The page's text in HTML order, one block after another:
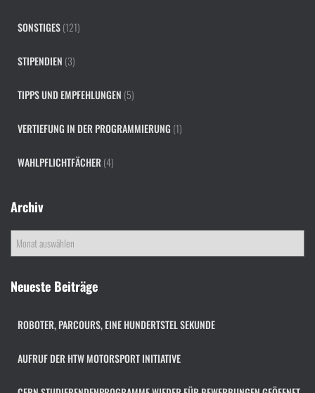
SONSTIGES(121)
STIPENDIEN (3)
TIPPS UND EMPFEHLUNGEN (5)
VERTIEFUNG IN DER PROGRAMMIERUNG (1)
WAHLPFLICHTFÄCHER(4)
Archiv
r
h
Neueste Beiträge
ROBOTER, PARCOURS, EINE HUNDERTSTEL SEKUNDE
AUFRUF DER HTW MOTORSPORT INITIATIVE